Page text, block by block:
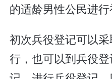
的适龄男性公民进行
初次兵役登记可以
行，也可以到兵役